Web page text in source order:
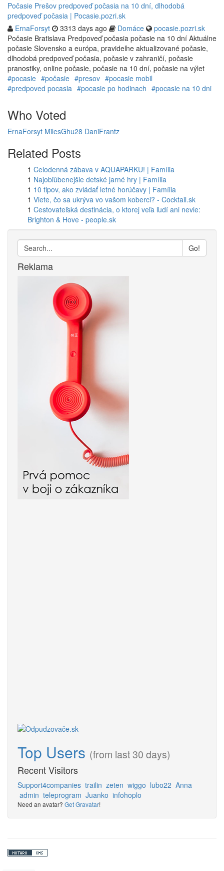
Počasie Prešov predpoveď počasia na 10 dní, dlhodobá
predpoveď počasia | Pocasie.pozri.sk
ErnaForsyt
3313 days ago Domáce
pocasie.pozri.sk
Počasie Bratislava Predpoveď počasia počasie na 10 dní Aktuálne
počasie Slovensko a európa, pravideľne aktualizované počasie,
dlhodobá predpoveď počasia, počasie v zahraničí, počasie
pranostiky, online počasie, počasie na 10 dní, počasie na výlet
#pocasie #počasie #presov #pocasie mobil
#predpoved pocasia #pocasie po hodinach #pocasie na 10 dni
Who Voted
ErnaForsyt MilesGhu28 DaniFrantz
Related Posts
1 Celodenná zábava v AQUAPARKU! | Família
1 Najobľúbenejšie detské jarné hry | Família
1 10 tipov, ako zvládať letné horúčavy | Família
1 Viete, čo sa ukrýva vo vašom koberci? - Cocktail.sk
1 Cestovateľská destinácia, o ktorej veľa ľudí ani nevie:
Brighton & Hove - people.sk
Go!
Reklama
Top Users (from last 30 days)
Recent Visitors
Support4companies trailin zeten wiggo lubo22 Anna
admin teleprogram Juanko infohoplo
Need an avatar? Get Gravatar!